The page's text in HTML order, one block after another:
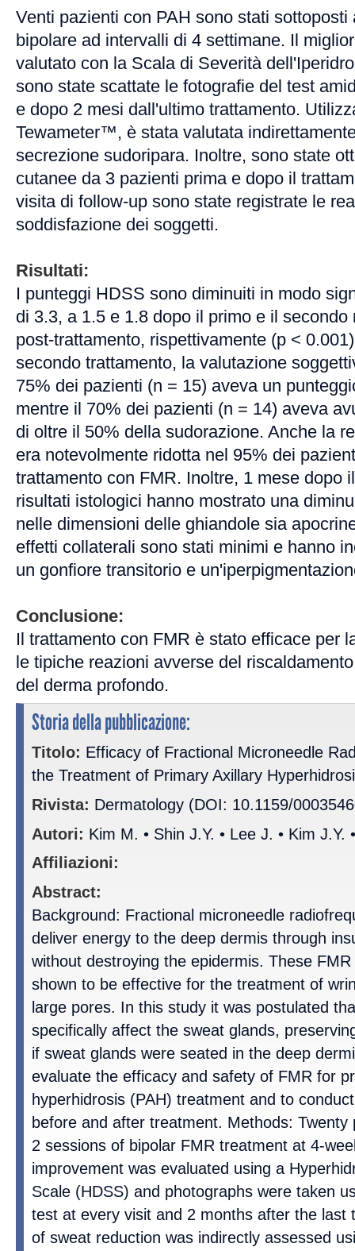
Venti pazienti con PAH sono stati sottoposti
bipolare ad intervalli di 4 settimane. Il
valutato con la Scala di Severità
sono state scattate le fotografie del test
e dopo 2 mesi dall'ultimo trattamento.
Tewameter™, è stata valutata
secrezione sudoripara. Inoltre, sono state
cutanee da 3 pazienti prima e dopo il
visita di follow-up sono state registrate le
soddisfazione dei soggetti.
Risultati:
I punteggi HDSS sono diminuiti in modo
di 3.3, a 1.5 e 1.8 dopo il primo e il secondo
post-trattamento, rispettivamente (p <
secondo trattamento, la valutazione
75% dei pazienti (n = 15) aveva un
mentre il 70% dei pazienti (n = 14) aveva
di oltre il 50% della sudorazione. Anche la
era notevolmente ridotta nel 95% dei
trattamento con FMR. Inoltre, 1 mese dopo
risultati istologici hanno mostrato una
nelle dimensioni delle ghiandole sia
effetti collaterali sono stati minimi e hanno
un gonfiore transitorio e
Conclusione:
Il trattamento con FMR è stato efficace per
le tipiche reazioni avverse del
del derma profondo.
Storia della pubblicazione:
Titolo: Efficacy of Fractional Microneedle
the Treatment of Primary Axillary
Rivista: Dermatology (DOI: 10.1159/
Autori: Kim M. • Shin J.Y. • Lee J. • Kim J.Y.
Affiliazioni:
Abstract:
Background: Fractional microneedle
deliver energy to the deep dermis through
without destroying the epidermis. These
shown to be effective for the treatment of
large pores. In this study it was postulated
specifically affect the sweat glands,
if sweat glands were seated in the deep
evaluate the efficacy and safety of FMR for
hyperhidrosis (PAH) treatment and to
before and after treatment. Methods: Twenty
2 sessions of bipolar FMR treatment at 4-
improvement was evaluated using a
Scale (HDSS) and photographs were taken
test at every visit and 2 months after the last
of sweat reduction was indirectly assessed